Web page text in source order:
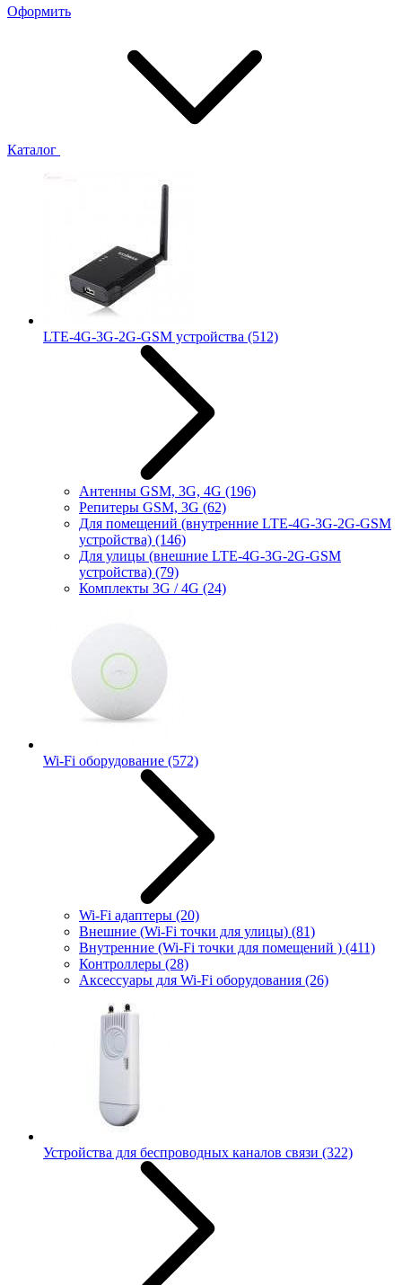
Оформить
Каталог
LTE-4G-3G-2G-GSM устройства (512)
Антенны GSM, 3G, 4G (196)
Репитеры GSM, 3G (62)
Для помещений (внутренние LTE-4G-3G-2G-GSM
устройства) (146)
Для улицы (внешние LTE-4G-3G-2G-GSM
устройства) (79)
Комплекты 3G / 4G (24)
Wi-Fi оборудование (572)
Wi-Fi адаптеры (20)
Внешние (Wi-Fi точки для улицы) (81)
Внутренние (Wi-Fi точки для помещений ) (411)
Контроллеры (28)
Аксессуары для Wi-Fi оборудования (26)
Устройства для беспроводных каналов связи (322)